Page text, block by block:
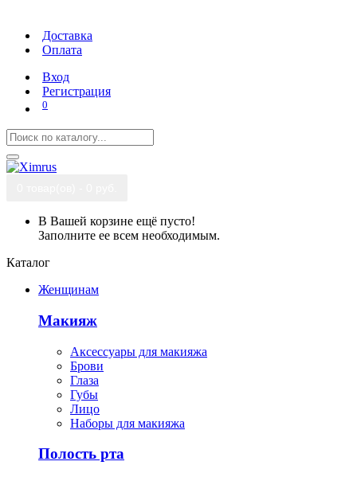
Доставка
Оплата
Вход
Регистрация
0
В Вашей корзине ещё пусто!
Заполните ее всем необходимым.
Каталог
Женщинам
Макияж
Аксессуары для макияжа
Брови
Глаза
Губы
Лицо
Наборы для макияжа
Полость рта